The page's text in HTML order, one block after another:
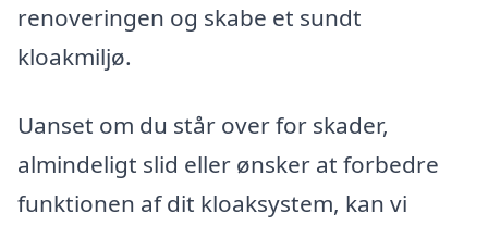
renoveringen og skabe et sundt
kloakmiljø.
Uanset om du står over for skader,
almindeligt slid eller ønsker at forbedre
funktionen af dit kloaksystem, kan vi